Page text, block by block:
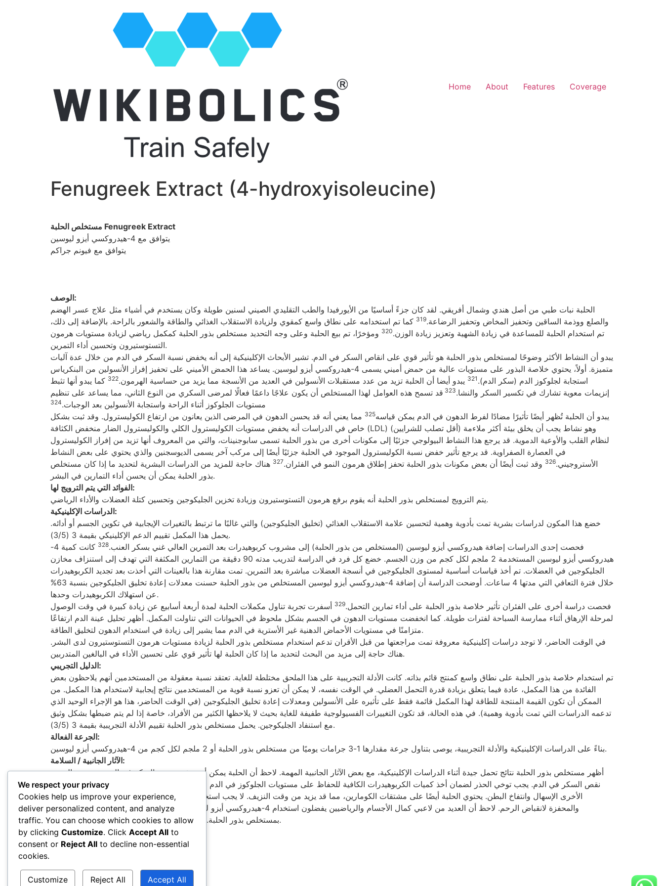
Home About Features Coverage
Fenugreek Extract (4-hydroxyisoleucine)
مستخلص الحلبة Fenugreek Extract
يتوافق مع 4-هيدروكسي أيزو ليوسين
يتوافق مع فيونم جراكم
الوصف:
الحلبة نبات طبي من أصل هندي وشمال أفريقي. لقد كان جزءً أساسيًا من الأيورفيدا والطب التقليدي الصيني لسنين طويلة وكان يستخدم في أشياء مثل علاج عسر الهضم
والصلع ووذمة الساقين وتحفيز المخاض وتحفيز الرضاعة.319 كما تم استخدامه على نطاق واسع كمقوي ولزيادة الاستقلاب الغذائي والطاقة والشعور بالراحة. بالإضافة إلى ذلك،
تم استخدام الحلبة للمساعدة في زيادة الشهية وتعزيز زيادة الوزن.320 ومؤخرًا، تم بيع الحلبة وعلى وجه التحديد مستخلص بذور الحلبة كمكمل رياضي لزيادة مستويات هرمون
التستوستيرون وتحسين أداء التمرين.
يبدو أن النشاط الأكثر وضوحًا لمستخلص بذور الحلبة هو تأثير قوي على انقاص السكر في الدم. تشير الأبحاث الإكلينيكية إلى أنه يخفض نسبة السكر في الدم من خلال عدة آليات
متميزة. أولاً، يحتوي خلاصة البذور على مستويات عالية من حمض أميني يسمى 4-هيدروكسي أيزو ليوسين. يساعد هذا الحمض الأميني على تحفيز إفراز الأنسولين من البنكرياس
استجابة لجلوكوز الدم (سكر الدم). 321 يبدو أيضا أن الحلبة تزيد من عدد مستقبلات الأنسولين في العديد من الأنسجة مما يزيد من حساسية الهرمون.322 كما يبدو أنها تثبط
إنزيمات معوية تشارك في تكسير السكر والنشا.323 قد تسمح هذه العوامل لهذا المستخلص أن يكون علاجًا داعمًا فعالًا لمرضى السكري من النوع الثاني، مما يساعد على تنظيم
مستويات الجلوكوز أثناء الراحة واستجابة الأنسولين بعد الوجبات.324
يبدو أن الحلبة تُظهر أيضًا تأثيرًا مضادًا لفرط الدهون في الدم يمكن قياسه325 مما يعني أنه قد يحسن الدهون في المرضى الذين يعانون من ارتفاع الكوليسترول. وقد ثبت بشكل
خاص في الدراسات أنه يخفض مستويات الكوليسترول الكلي والكوليسترول الضار منخفض الكثافة (LDL) وهو نشاط يجب أن يخلق بيئة أكثر ملاءمة (أقل تصلب للشرايين)
لنظام القلب والأوعية الدموية. قد يرجع هذا النشاط البيولوجي جزئيًا إلى مكونات أخرى من بذور الحلبة تسمى سابوجنينات، والتي من المعروف أنها تزيد من إفراز الكوليسترول
في العصارة الصفراوية. قد يرجع تأثير خفض نسبة الكوليسترول الموجود في الحلبة جزئيًا أيضًا إلى مركب آخر يسمى الديوسجنين والذي يحتوي على بعض النشاط
الأستروجيني.326 وقد ثبت أيضًا أن بعض مكونات بذور الحلبة تحفز إطلاق هرمون النمو في الفئران.327 هناك حاجة للمزيد من الدراسات البشرية لتحديد ما إذا كان مستخلص
بذور الحلبة يمكن أن يحسن أداء التمارين في البشر.
الفوائد التي يتم الترويج لها:
يتم الترويج لمستخلص بذور الحلبة أنه يقوم برفع هرمون التستوستيرون وزيادة تخزين الجليكوجين وتحسين كتلة العضلات والأداء الرياضي.
الدراسات الإكلينيكية:
خضع هذا المكون لدراسات بشرية تمت بأدوية وهمية لتحسين علامة الاستقلاب الغذائي (تخليق الجليكوجين) والتي غالبًا ما ترتبط بالتغيرات الإيجابية في تكوين الجسم أو أدائه.
يحمل هذا المكمل تقييم الدعم الإكلينيكي بقيمة 3 (3/5).
فحصت إحدى الدراسات إضافة هيدروكسي أيزو ليوسين (المستخلص من بذور الحلبة) إلى مشروب كربوهيدرات بعد التمرين العالي غني بسكر العنب.328
كانت كمية 4-
هيدروكسي أيزو ليوسين المستخدمة 2 ملجم لكل كجم من وزن الجسم. خضع كل فرد في الدراسة لتدريب مدته 90 دقيقة من التمارين المكثفة التي تهدف إلى استنزاف مخازن
الجليكوجين في العضلات. تم أخذ قياسات أساسية لمستوى الجليكوجين في أنسجة العضلات مباشرة بعد التمرين. تمت مقارنة هذا بالعينات التي أخذت بعد تجديد الكربوهيدرات
خلال فترة التعافي التي مدتها 4 ساعات. أوضحت الدراسة أن إضافة 4-هيدروكسي أيزو ليوسين المستخلص من بذور الحلبة حسنت معدلات إعادة تخليق الجليكوجين بنسبة 63%
عن استهلاك الكربوهيدرات وحدها.
فحصت دراسة أخرى على الفئران تأثير خلاصة بذور الحلبة على أداء تمارين التحمل.329 أسفرت تجربة تناول مكملات الحلبة لمدة أربعة أسابيع عن زيادة كبيرة في وقت الوصول
لمرحلة الإرهاق أثناء ممارسة السباحة لفترات طويلة. كما انخفضت مستويات الدهون في الجسم بشكل ملحوظ في الحيوانات التي تناولت المكمل. أظهر تحليل عينة الدم ارتفاعًا
متزامنًا في مستويات الأحماض الدهنية غير الأسترية في الدم مما يشير إلى زيادة في استخدام الدهون لتخليق الطاقة.
في الوقت الحاضر، لا توجد دراسات إكلينيكية معروفة تمت مراجعتها من قبل الأقران تدعم استخدام مستخلص بذور الحلبة لزيادة مستويات هرمون التستوستيرون لدى البشر.
هناك حاجة إلى مزيد من البحث لتحديد ما إذا كان الحلبة لها تأثير قوي على تحسين الأداء في البالغين المتدربين.
الدليل التجريبي:
تم استخدام خلاصة بذور الحلبة على نطاق واسع كمنتج قائم بذاته. كانت الأدلة التجريبية على هذا الملحق مختلطة للغاية. تعتقد نسبة معقولة من المستخدمين أنهم يلاحظون بعض
الفائدة من هذا المكمل، عادة فيما يتعلق بزيادة قدرة التحمل العضلي. في الوقت نفسه، لا يمكن أن تعزو نسبة قوية من المستخدمين نتائج إيجابية لاستخدام هذا المكمل. من
الممكن أن تكون القيمة المنتجة للطاقة لهذا المكمل قائمة فقط على تأثيره على الأنسولين ومعدلات إعادة تخليق الجليكوجين (في الوقت الحاضر، هذا هو الإجراء الوحيد الذي
تدعمه الدراسات التي تمت بأدوية وهمية). في هذه الحالة، قد تكون التغييرات الفسيولوجية طفيفة للغاية بحيث لا يلاحظها الكثير من الأفراد، خاصة إذا لم يتم ضبطها بشكل وثيق
مع استنفاد الجليكوجين. يحمل مستخلص بذور الحلبة تقييم الأدلة التجريبية بقيمة 3 (3/5).
الجرعة الفعالة:
بناءً على الدراسات الإكلينيكية والأدلة التجريبية، يوصى بتناول جرعة مقدارها 1-3 جرامات يوميًا من مستخلص بذور الحلبة أو 2 ملجم لكل كجم من 4-هيدروكسي أيزو ليوسين.
الآثار الجانبية / السلامة:
أظهر مستخلص بذور الحلبة نتائج تحمل جيدة أثناء الدراسات الإكلينيكية، مع بعض الآثار الجانبية المهمة. لاحظ أن الحلبة يمكن أن تخفض نسبة السكر في الدم وتسبب حالة من
نقص السكر في الدم. يجب توخي الحذر لضمان أخذ كميات الكربوهيدرات الكافية للحفاظ على مستويات الجلوكوز في الدم ضمن النطاق الأمثل. تشمل الآثار الجانبية الشائعة
الأخرى الإسهال وانتفاخ البطن. يحتوي الحلبة أيضًا على مشتقات الكومارين، مما قد يزيد من وقت النزيف. لا يجب استخدام الحلبة أثناء الحمل بسبب خصائصه الهرمونية
والمحفزة لانقباض الرحم. لاحظ أن العديد من لاعبي كمال الأجسام والرياضيين يفضلون استخدام 4-هيدروكسي أيزو ليوسن المنقى ويبلغون عن آثار جانبية أقل مقارنة
بمستخلص بذور الحلبة. لم يتم إجراء أي دراسات تقارن سلامة المكملين.
We respect your privacy
Cookies help us improve your experience,
deliver personalized content, and analyze
traffic. You can choose which cookies to allow
by clicking Customize. Click Accept All to
consent or Reject All to decline non-essential
cookies.
Customize Reject All Accept All